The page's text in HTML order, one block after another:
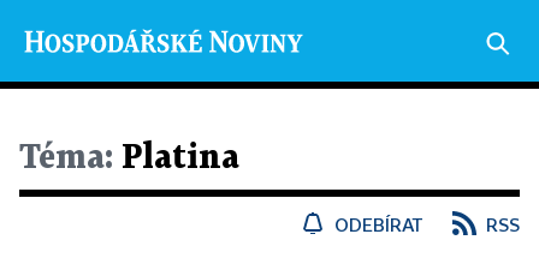
Téma: Platina
ODEBÍRAT RSS